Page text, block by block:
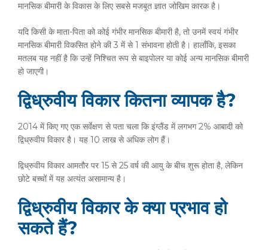
मानसिक बीमारी के विकास के लिए सबसे मजबूत ज्ञात जोखिम कारक है।
यदि किसी के माता-पिता को कोई गंभीर मानसिक बीमारी है, तो उनमें स्वयं गंभीर
मानसिक बीमारी विकसित होने की 3 में से 1 संभावना होती है। हालाँकि, इसका
मतलब यह नहीं है कि उन्हें निश्चित रूप से बाइपोलर या कोई अन्य मानसिक बीमारी
हो जाएगी।
द्विध्रुवीय विकार कितना व्यापक है?
2014 में किए गए एक सर्वेक्षण से पता चला कि इंग्लैंड में लगभग 2% आबादी को
द्विध्रुवीय विकार है। यह 10 लाख से अधिक लोग हैं।
द्विध्रुवीय विकार आमतौर पर 15 से 25 वर्ष की आयु के बीच शुरू होता है, लेकिन
छोटे बच्चों में यह अत्यंत असामान्य है।
द्विध्रुवीय विकार के क्या प्रभाव हो
सकते हैं?